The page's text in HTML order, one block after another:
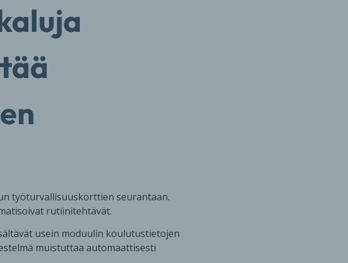
työturvallisuuskorttien seurantaan.
rutiinitehtävät.
usein moduulin koulutustietojen
muistuttaa automaattisesti